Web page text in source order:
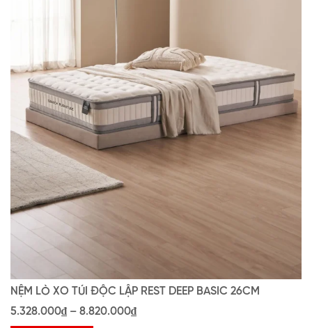
NỆM LÒ XO TÚI ĐỘC LẬP REST DEEP BASIC 26CM
5.328.000₫ – 8.820.000₫